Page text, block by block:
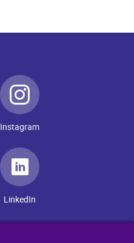
Instagram
LinkedIn